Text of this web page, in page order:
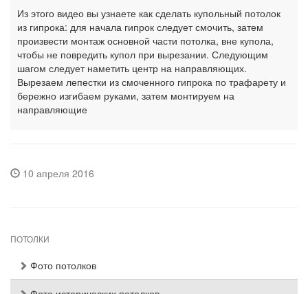
Из этого видео вы узнаете как сделать купольный потолок
из гипрока: для начала гипрок следует смочить, затем
произвести монтаж основной части потолка, вне купола,
чтобы не повредить купол при вырезании. Следующим
шагом следует наметить центр на направляющих.
Вырезаем лепестки из смоченного гипрока по трафарету и
бережно изгибаем руками, затем монтируем на
направляющие
10 апреля 2016
ПОТОЛКИ
Фото потолков